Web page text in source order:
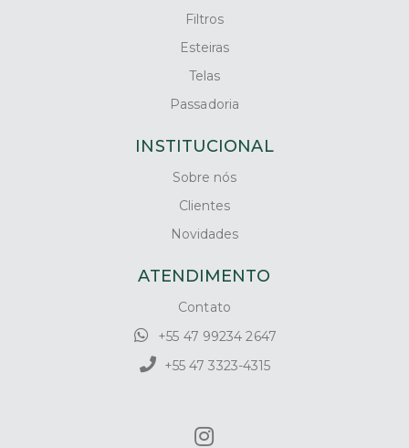
Filtros
Esteiras
Telas
Passadoria
INSTITUCIONAL
Sobre nós
Clientes
Novidades
ATENDIMENTO
Contato
+55 47 99234 2647
+55 47 3323-4315